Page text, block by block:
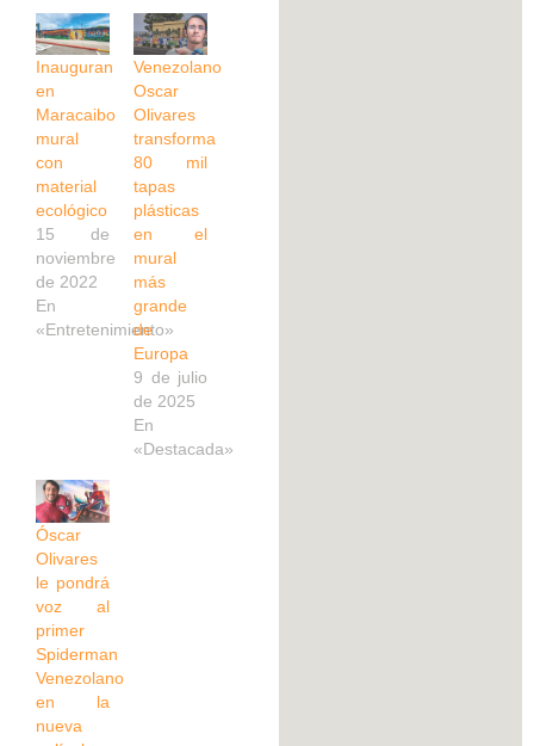
Inauguran
en
Maracaibo
mural
con
material
ecológico
15 de
noviembre
de 2022
En
«Entretenimiento»
Venezolano
Oscar
Olivares
transforma
80 mil
tapas
plásticas
en el
mural
más
grande
de
Europa
9 de julio
de 2025
En
«Destacada»
Óscar
Olivares
le pondrá
voz al
primer
Spiderman
Venezolano
en la
nueva